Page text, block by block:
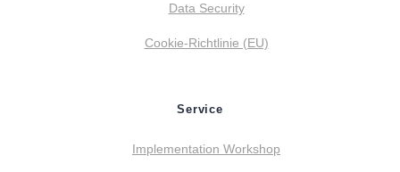
Data Security
Cookie-Richtlinie (EU)
Service
Implementation Workshop